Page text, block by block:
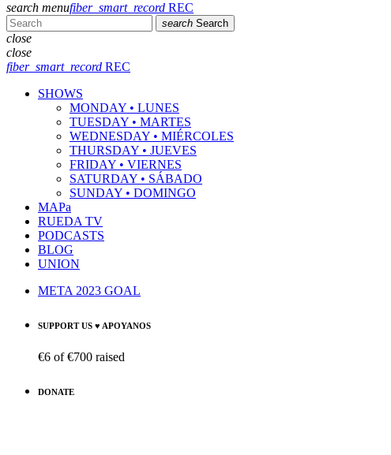
search menufiber_smart_record REC
search Search
close
close
fiber_smart_record REC
SHOWS
MONDAY • LUNES
TUESDAY • MARTES
WEDNESDAY • MIÉRCOLES
THURSDAY • JUEVES
FRIDAY • VIERNES
SATURDAY • SÁBADO
SUNDAY • DOMINGO
MAPa
RUEDA TV
PODCASTS
BLOG
UNION
META 2023 GOAL
SUPPORT US ♥ APOYANOS
€6 of€700 raised
DONATE